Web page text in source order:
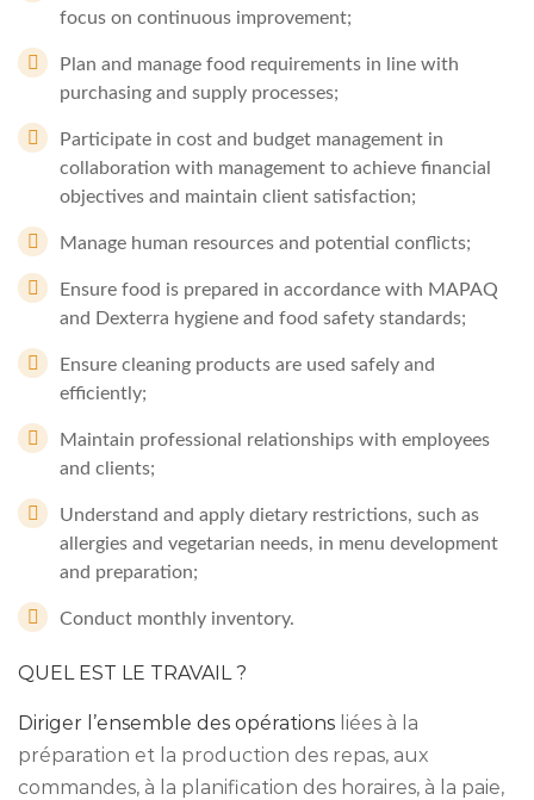
focus on continuous improvement;
Plan and manage food requirements in line with
purchasing and supply processes;
Participate in cost and budget management in
collaboration with management to achieve financial
objectives and maintain client satisfaction;
Manage human resources and potential conflicts;
Ensure food is prepared in accordance with MAPAQ
and Dexterra hygiene and food safety standards;
Ensure cleaning products are used safely and
efficiently;
Maintain professional relationships with employees
and clients;
Understand and apply dietary restrictions, such as
allergies and vegetarian needs, in menu development
and preparation;
Conduct monthly inventory.
QUEL EST LE TRAVAIL ?
Diriger l’ensemble des opérations liées à la
préparation et la production des repas, aux
commandes, à la planification des horaires, à la paie,